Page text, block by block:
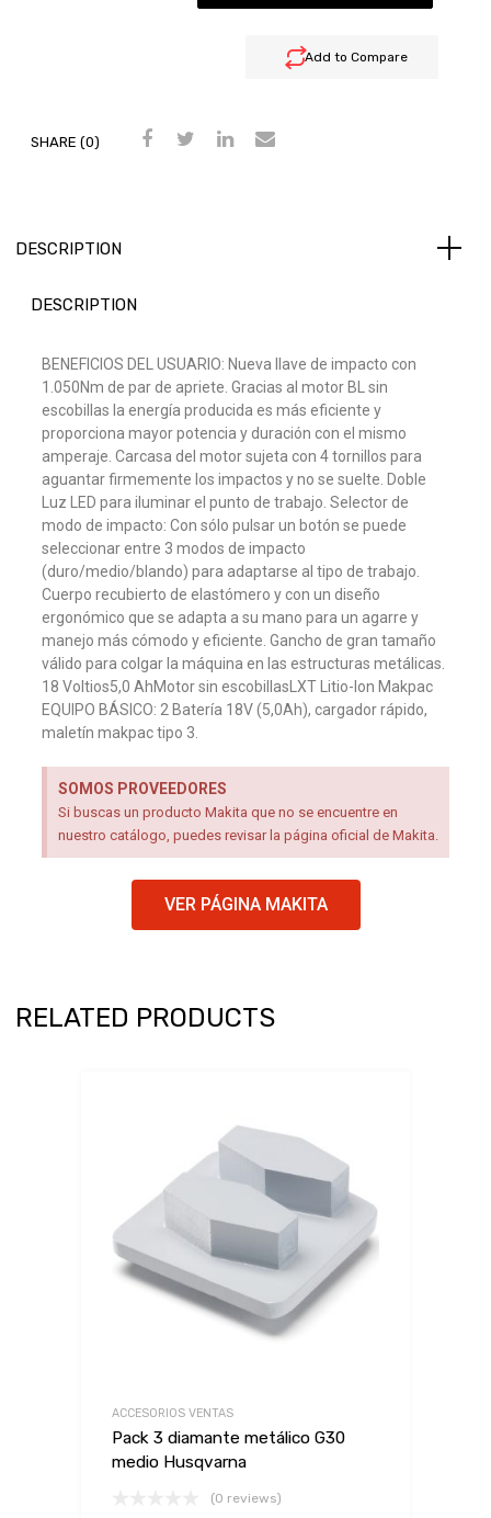
Add to Compare
SHARE (0)
DESCRIPTION
DESCRIPTION
BENEFICIOS DEL USUARIO: Nueva llave de impacto con
1.050Nm de par de apriete. Gracias al motor BL sin
escobillas la energía producida es más eficiente y
proporciona mayor potencia y duración con el mismo
amperaje. Carcasa del motor sujeta con 4 tornillos para
aguantar firmemente los impactos y no se suelte. Doble
Luz LED para iluminar el punto de trabajo. Selector de
modo de impacto: Con sólo pulsar un botón se puede
seleccionar entre 3 modos de impacto
(duro/medio/blando) para adaptarse al tipo de trabajo.
Cuerpo recubierto de elastómero y con un diseño
ergonómico que se adapta a su mano para un agarre y
manejo más cómodo y eficiente. Gancho de gran tamaño
válido para colgar la máquina en las estructuras metálicas.
18 Voltios5,0 AhMotor sin escobillasLXT Litio-Ion Makpac
EQUIPO BÁSICO: 2 Batería 18V (5,0Ah), cargador rápido,
maletín makpac tipo 3.
SOMOS PROVEEDORES
Si buscas un producto Makita que no se encuentre en
nuestro catálogo, puedes revisar la página oficial de Makita.
VER PÁGINA MAKITA
RELATED PRODUCTS
ACCESORIOS VENTAS
Pack 3 diamante metálico G30
medio Husqvarna
(0 reviews)